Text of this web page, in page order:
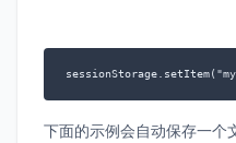
下面的示例会自动保存一个